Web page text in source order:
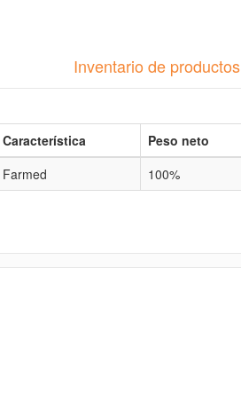
Inventario de productos
Característica Peso neto
Farmed 100%